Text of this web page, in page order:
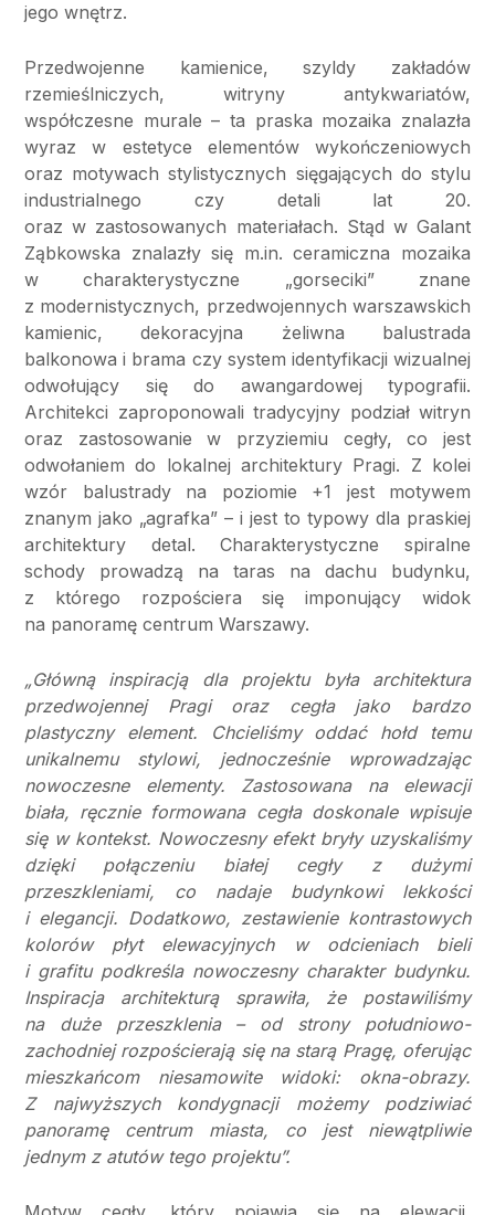
jego wnętrz.
Przedwojenne kamienice, szyldy zakładów
rzemieślniczych, witryny antykwariatów,
współczesne murale – ta praska mozaika znalazła
wyraz w estetyce elementów wykończeniowych
oraz motywach stylistycznych sięgających do stylu
industrialnego czy detali lat 20.
oraz w zastosowanych materiałach. Stąd w Galant
Ząbkowska znalazły się m.in. ceramiczna mozaika
w charakterystyczne „gorseciki” znane
z modernistycznych, przedwojennych warszawskich
kamienic, dekoracyjna żeliwna balustrada
balkonowa i brama czy system identyfikacji wizualnej
odwołujący się do awangardowej typografii.
Architekci zaproponowali tradycyjny podział witryn
oraz zastosowanie w przyziemiu cegły, co jest
odwołaniem do lokalnej architektury Pragi. Z kolei
wzór balustrady na poziomie +1 jest motywem
znanym jako „agrafka” – i jest to typowy dla praskiej
architektury detal. Charakterystyczne spiralne
schody prowadzą na taras na dachu budynku,
z którego rozpościera się imponujący widok
na panoramę centrum Warszawy.
„Główną inspiracją dla projektu była architektura
przedwojennej Pragi oraz cegła jako bardzo
plastyczny element. Chcieliśmy oddać hołd temu
unikalnemu stylowi, jednocześnie wprowadzając
nowoczesne elementy. Zastosowana na elewacji
biała, ręcznie formowana cegła doskonale wpisuje
się w kontekst. Nowoczesny efekt bryły uzyskaliśmy
dzięki połączeniu białej cegły z dużymi
przeszkleniami, co nadaje budynkowi lekkości
i elegancji. Dodatkowo, zestawienie kontrastowych
kolorów płyt elewacyjnych w odcieniach bieli
i grafitu podkreśla nowoczesny charakter budynku.
Inspiracja architekturą sprawiła, że postawiliśmy
na duże przeszklenia – od strony południowo-
zachodniej rozpościerają się na starą Pragę, oferując
mieszkańcom niesamowite widoki: okna-obrazy.
Z najwyższych kondygnacji możemy podziwiać
panoramę centrum miasta, co jest niewątpliwie
jednym z atutów tego projektu”.